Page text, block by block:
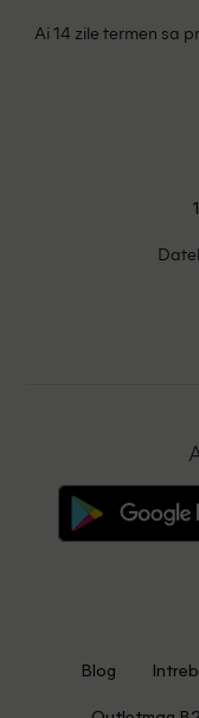
Ai 14 zile termen sa
Blog